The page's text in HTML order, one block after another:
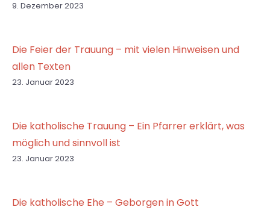
9. Dezember 2023
Die Feier der Trauung – mit vielen Hinweisen und
allen Texten
23. Januar 2023
Die katholische Trauung – Ein Pfarrer erklärt, was
möglich und sinnvoll ist
23. Januar 2023
Die katholische Ehe – Geborgen in Gott